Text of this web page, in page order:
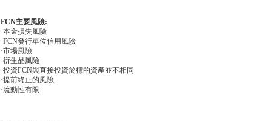
FCN主要風險:
·本金損失風險
·FCN發行單位信用風險
·市場風險
·衍生品風險
·投資FCN與直接投資於標的資產並不相同
·提前終止的風險
·流動性有限